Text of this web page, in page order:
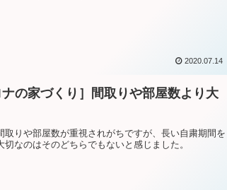
2020.07.14
ナの家づくり］間取りや部屋数より大
取りや部屋数が重視されがちですが、長い自粛期間を
なのはそのどちらでもないと感じました。